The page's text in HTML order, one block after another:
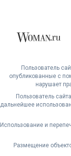
Пользователь
опубликованные с
нарушает
Пользователь
дальнейшее
Использование и
Размещение